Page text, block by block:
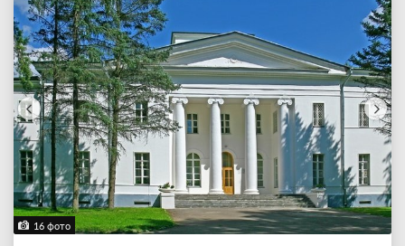
16 фото